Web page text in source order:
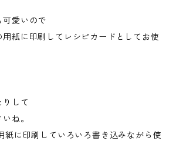
愛いので
紙に印刷してレシピカードとしてお使
りして
ね。
紙に印刷していろいろ書き込みながら使